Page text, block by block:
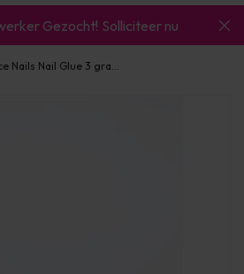
Gezocht! Solliciteer nu
Nails Nail Glue 3 gra...